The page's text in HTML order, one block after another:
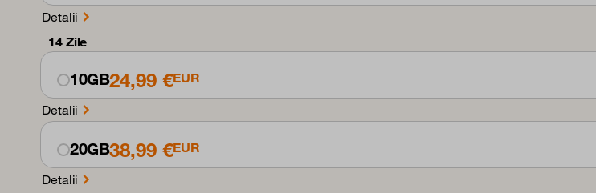
Detalii
14 Zile
10GB24,99 €EUR
Detalii
20GB38,99 €EUR
Detalii